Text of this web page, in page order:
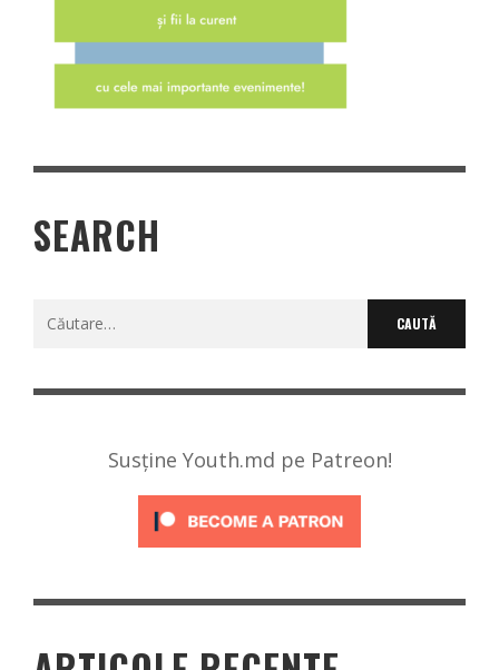
SEARCH
Caută
Susține Youth.md pe Patreon!